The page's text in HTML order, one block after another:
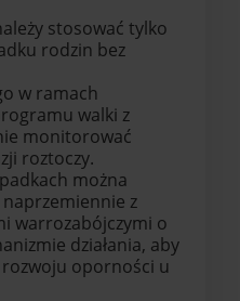
stosować tylko
rodzin bez
w ramach
walki z
monitorować
roztoczy.
można
naprzemiennie z
warrozabójczymi o
działania, aby
oporności u